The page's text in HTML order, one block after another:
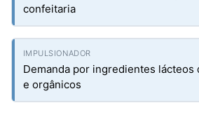
confeitaria
Demanda por ingredientes lácteos
e orgânicos